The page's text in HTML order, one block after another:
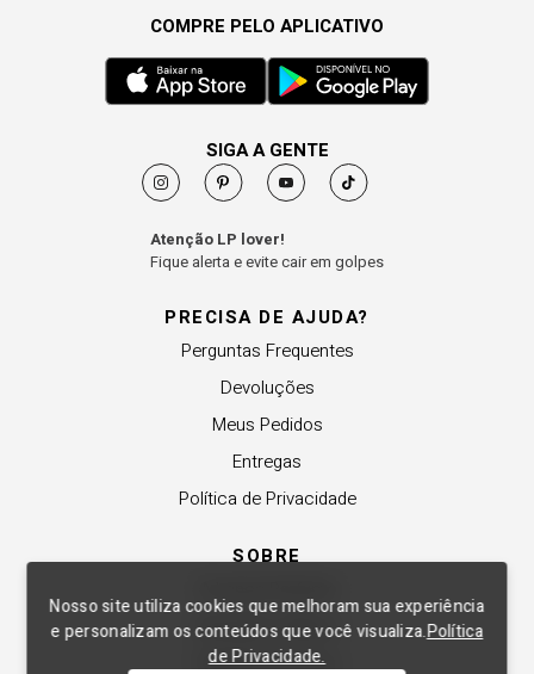
Nosso site utiliza cookies que melhoram sua experiência
e personalizam os conteúdos que você visualiza.Política
de Privacidade.
PRECISA DE AJUDA?
Perguntas Frequentes
Devoluções
Meus Pedidos
Entregas
Política de Privacidade
SOBRE
Revender a Marca
Trabalhe Conosco
COMPRE PELO APLICATIVO
SIGA A GENTE
Atenção LP lover!
Fique alerta e evite cair em golpes